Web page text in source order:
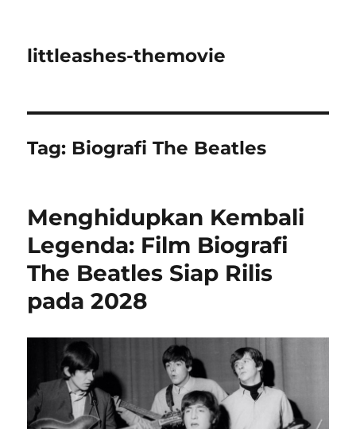
littleashes-themovie
Tag: Biografi The Beatles
Menghidupkan Kembali
Legenda: Film Biografi
The Beatles Siap Rilis
pada 2028